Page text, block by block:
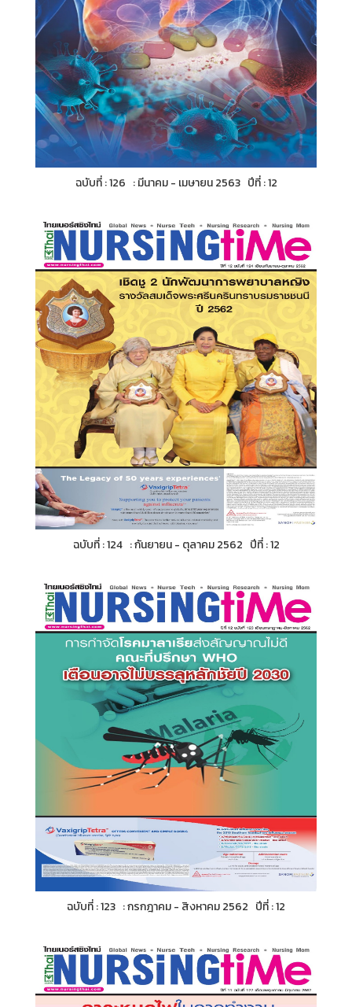
ฉบับที่ : 126 : มีนาคม - เมษายน 2563 ปีที่ : 12
ฉบับที่ : 124 : กันยายน - ตุลาคม 2562 ปีที่ : 12
ฉบับที่ : 123 : กรกฎาคม - สิงหาคม 2562 ปีที่ : 12